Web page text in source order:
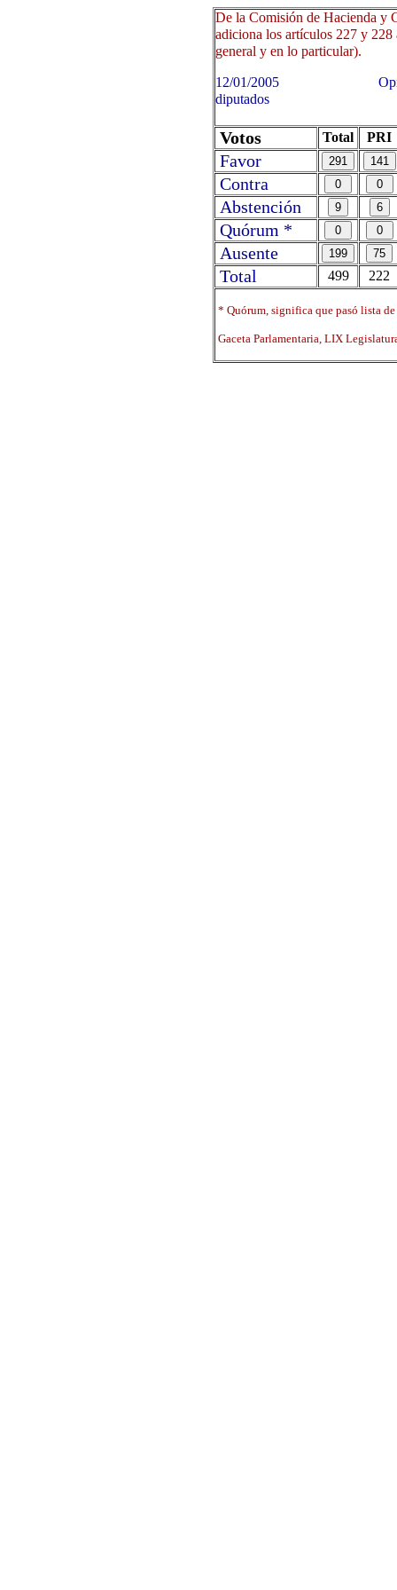
De la Comisión de Hacienda y
adiciona los artículos 227 y
general y en lo particular).
12/01/2005 Oprima
diputados
Votos Total PRI
Favor
Contra
Abstención
Quórum *
Ausente
Total
499 222
* Quórum, significa que pasó lista
Gaceta Parlamentaria, LIX